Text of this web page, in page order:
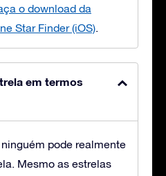
o download da
Star Finder (iOS).
em termos
pode realmente
Mesmo as estrelas